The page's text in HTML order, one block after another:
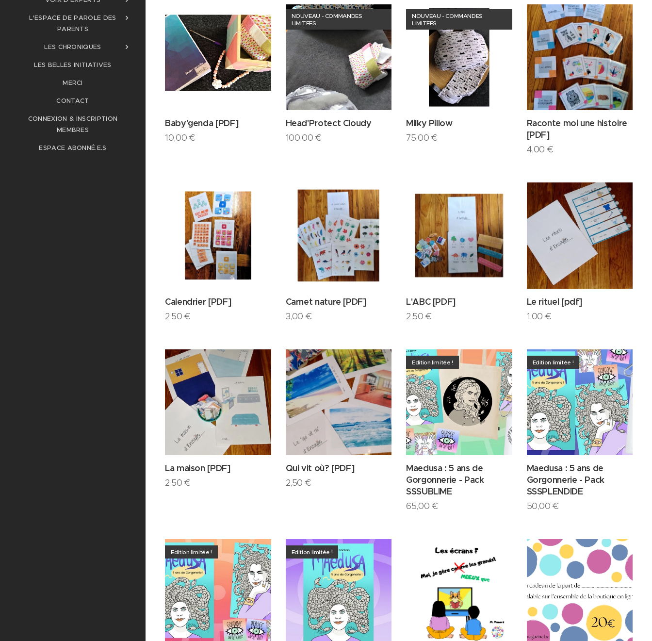
L'ESPACE DE PAROLE DES
PARENTS
LES CHRONIQUES
LES BELLES INITIATIVES
MERCI
CONTACT
CONNEXION & INSCRIPTION
MEMBRES
ESPACE ABONNÉ.E.S
Baby'genda [PDF]
10,00 €
Head'Protect Cloudy
NOUVEAU - COMMANDES
LIMITEES
100,00 €
Milky Pillow
NOUVEAU - COMMANDES
LIMITEES
75,00 €
Raconte moi une histoire
[PDF]
4,00 €
Calendrier [PDF]
2,50 €
Carnet nature [PDF]
3,00 €
L'ABC [PDF]
2,50 €
Le rituel [pdf]
1,00 €
La maison [PDF]
2,50 €
Qui vit où? [PDF]
2,50 €
Maedusa : 5 ans de
Gorgonnerie - Pack
SSSUBLIME
Edition limitée !
65,00 €
Maedusa : 5 ans de
Gorgonnerie - Pack
SSSPLENDIDE
Edition limitée !
50,00 €
Edition limitée ! Edition limitée !